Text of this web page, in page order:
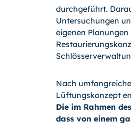
durchgeführt.
Untersuchungen
eigenen
Nach
Lüftungskonzept
Die im Rahmen
dass von einem